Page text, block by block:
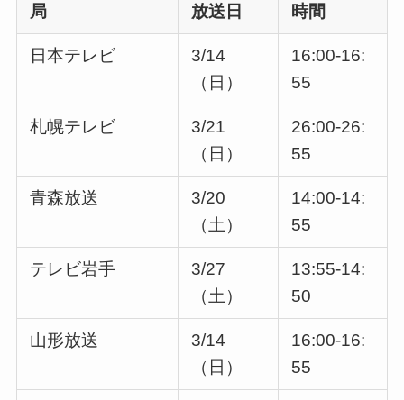
局 放送日 時間
日本テレビ
3/14
（日）
16:00-16:
55
札幌テレビ
3/21
（日）
26:00-26:
55
青森放送
3/20
（土）
14:00-14:
55
テレビ岩手
3/27
（土）
13:55-14:
50
山形放送
3/14
（日）
16:00-16:
55